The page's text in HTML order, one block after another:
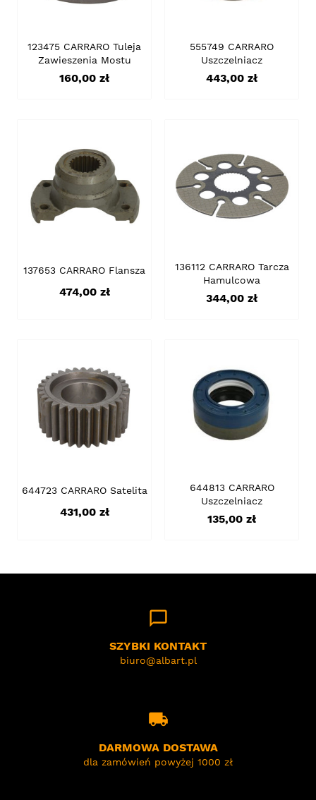
123475 CARRARO Tuleja
Zawieszenia Mostu
Cena
160,00 zł
555749 CARRARO
Uszczelniacz
Cena
443,00 zł
137653 CARRARO Flansza
Cena
474,00 zł
136112 CARRARO Tarcza
Hamulcowa
Cena
344,00 zł
644723 CARRARO Satelita
Cena
431,00 zł
644813 CARRARO
Uszczelniacz
Cena
135,00 zł
chat_bubble_outline
SZYBKI KONTAKT
biuro@albart.pl
local_shipping
DARMOWA DOSTAWA
dla zamówień powyżej 1000 zł